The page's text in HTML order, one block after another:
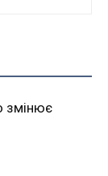
змінює